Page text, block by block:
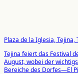
Plaza de la Iglesia, Tejina,
Tejina feiert das Festival
August, wobei der
Bereiche des Dorfes—El